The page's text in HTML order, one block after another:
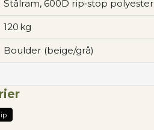
Stålram, 600D rip‑stop polyester
120 kg
Boulder (beige/grå)
produkten...